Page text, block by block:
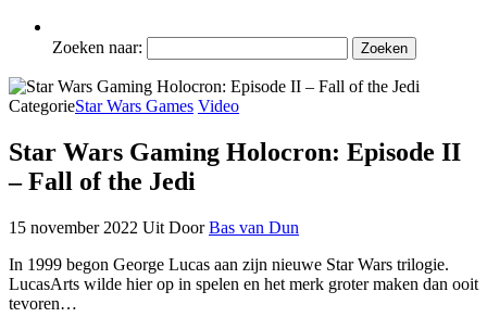
Zoeken naar:
CategorieStar Wars Games Video
Star Wars Gaming Holocron: Episode II
– Fall of the Jedi
15 november 2022 Uit Door Bas van Dun
In 1999 begon George Lucas aan zijn nieuwe Star Wars trilogie.
LucasArts wilde hier op in spelen en het merk groter maken dan ooit
tevoren…